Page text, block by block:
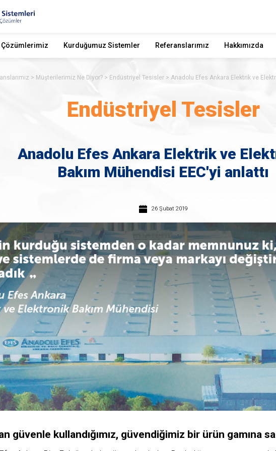
Çözümlerimiz Kurduğumuz Sistemler Referanslarımız Hakkımızda
Müşterilerimiz Ne Diyor? Endüstriyel Tesisler Anadolu Efes Ankara Elektrik ve
Endüstriyel Tesisler
Anadolu Efes Ankara Elektrik ve
Bakım Mühendisi EEC'yi anlattı
26 Şubat 2019
güvenle kullandığımız, güvendiğimiz bir ürün gamına